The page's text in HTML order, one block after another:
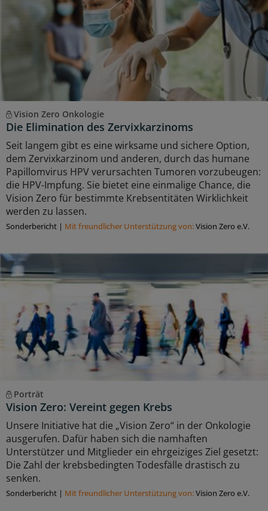
Vision Zero Onkologie
Die Elimination des Zervixkarzinoms
Seit langem gibt es eine wirksame und sichere Option,
dem Zervixkarzinom und anderen, durch das humane
Papillomvirus HPV verursachten Tumoren vorzubeugen:
die HPV-Impfung. Sie bietet eine einmalige Chance, die
Vision Zero für bestimmte Krebsentitäten Wirklichkeit
werden zu lassen.
Sonderbericht | Mit freundlicher Unterstützung von:Vision Zero e.V.
Porträt
Vision Zero: Vereint gegen Krebs
Unsere Initiative hat die „Vision Zero“ in der Onkologie
ausgerufen. Dafür haben sich die namhaften
Unterstützer und Mitglieder ein ehrgeiziges Ziel gesetzt:
Die Zahl der krebsbedingten Todesfälle drastisch zu
senken.
Sonderbericht | Mit freundlicher Unterstützung von:Vision Zero e.V.